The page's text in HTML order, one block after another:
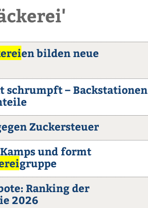
en bilden neue
schrumpft – Backstationen
Zuckersteuer
und formt
gruppe
Ranking der
2026